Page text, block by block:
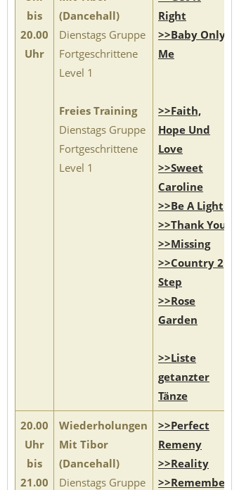
bis
20.00
Uhr
(Dancehall)
Dienstags Gruppe
Fortgeschrittene
Level 1
Freies Training
Dienstags Gruppe
Fortgeschrittene
Level 1
Right
>>Baby Only
Me
>>Faith,
Hope Und
Love
>>Sweet
Caroline
>>Be A Light
>>Thank You
>>Missing
>>Country 2
Step
>>Rose
Garden
>>Liste
getanzter
Tänze
20.00
Uhr
bis
21.00
Wiederholungen
Mit Tibor
(Dancehall)
Dienstags Gruppe
>>Perfect
Remeny
>>Reality
>>Remember